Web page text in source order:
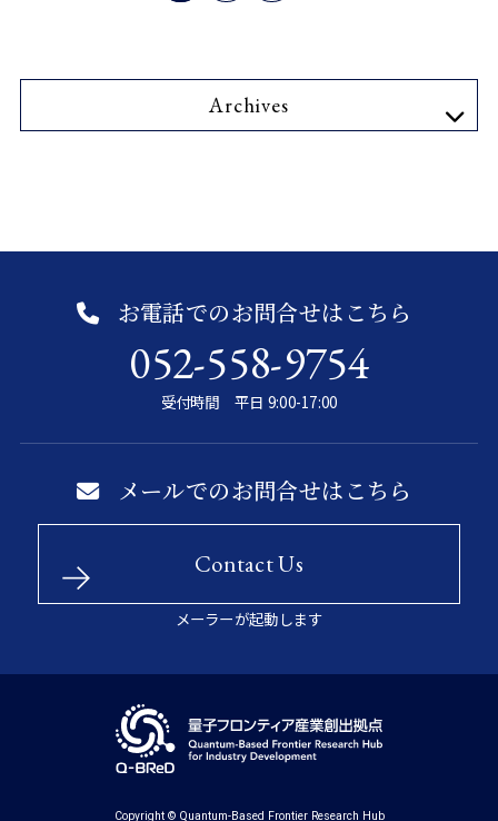
Archives
お電話でのお問合せはこちら
052-558-9754
受付時間 平日 9:00-17:00
メールでのお問合せはこちら
Contact Us
メーラーが起動します
Copyright © Quantum-Based Frontier Research Hub